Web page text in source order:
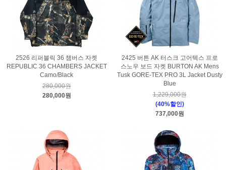
2526 리퍼블릭 36 챔버스 자켓
REPUBLIC 36 CHAMBERS JACKET
Camo/Black
280,000원
280,000원
2425 버튼 AK 터스크 고어텍스 프로
스노우 보드 자켓 BURTON AK Mens
Tusk GORE-TEX PRO 3L Jacket Dusty
Blue
1,229,000원
(40%할인)
737,000원